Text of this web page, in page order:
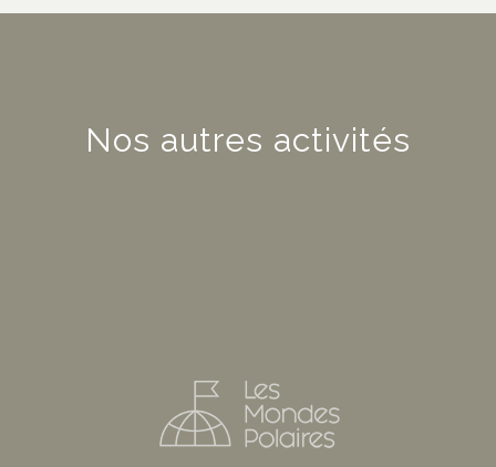
Nos autres activités